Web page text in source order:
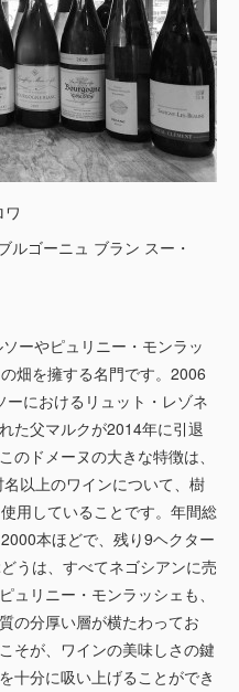
ゴーニュ ブラン スー・
ーやピュリニー・モンラッ
畑を擁する名門です。2006
におけるリュット・レゾネ
た父マルクが2014年に引退
のドメーヌの大きな特徴は、
以上のワインについて、樹
用していることです。年間総
本ほどで、残り9ヘクター
うは、すべてネゴシアンに売
ュリニー・モンラッシェも、
の分厚い層が横たわってお
そが、ワインの美味しさの鍵
十分に吸い上げることができ